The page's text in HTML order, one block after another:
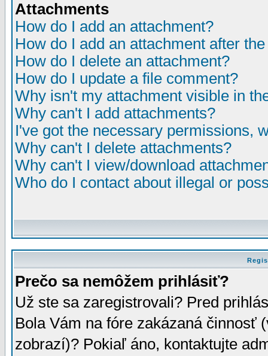
Attachments
How do I add an attachment?
How do I add an attachment after
How do I delete an attachment?
How do I update a file comment?
Why isn't my attachment visible in
Why can't I add attachments?
I've got the necessary permissions,
Why can't I delete attachments?
Why can't I view/download
Who do I contact about illegal or
Prečo sa nemôžem prihlásiť?
Už ste sa zaregistrovali? Pred
Bola Vám na fóre zakázaná činnosť
zobrazí)? Pokiaľ áno, kontaktujte